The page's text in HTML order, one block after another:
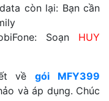
còn lại: Bạn cần
Soạn HUY
vềgói MFY399
và áp dụng. Chúc